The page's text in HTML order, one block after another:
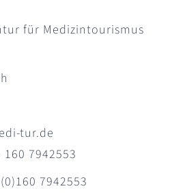
für Medizintourismus
tur.de
7942553
7942553